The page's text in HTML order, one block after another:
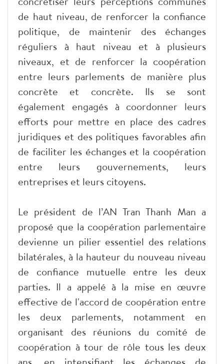
de haut niveau, de renforcer la confiance
politique, de maintenir des échanges
réguliers à haut niveau et à plusieurs
niveaux, et de renforcer la coopération
entre leurs parlements de manière plus
concrète et concrète. Ils se sont
également engagés à coordonner leurs
efforts pour mettre en place des cadres
juridiques et des politiques favorables afin
de faciliter les échanges et la coopération
entre leurs gouvernements, leurs
entreprises et leurs citoyens.
Le président de l’AN Tran Thanh Man a
proposé que la coopération parlementaire
devienne un pilier essentiel des relations
bilatérales, à la hauteur du nouveau niveau
de confiance mutuelle entre les deux
parties. Il a appelé à la mise en œuvre
effective de l'accord de coopération entre
les deux parlements, notamment en
organisant des réunions du comité de
coopération à tour de rôle tous les deux